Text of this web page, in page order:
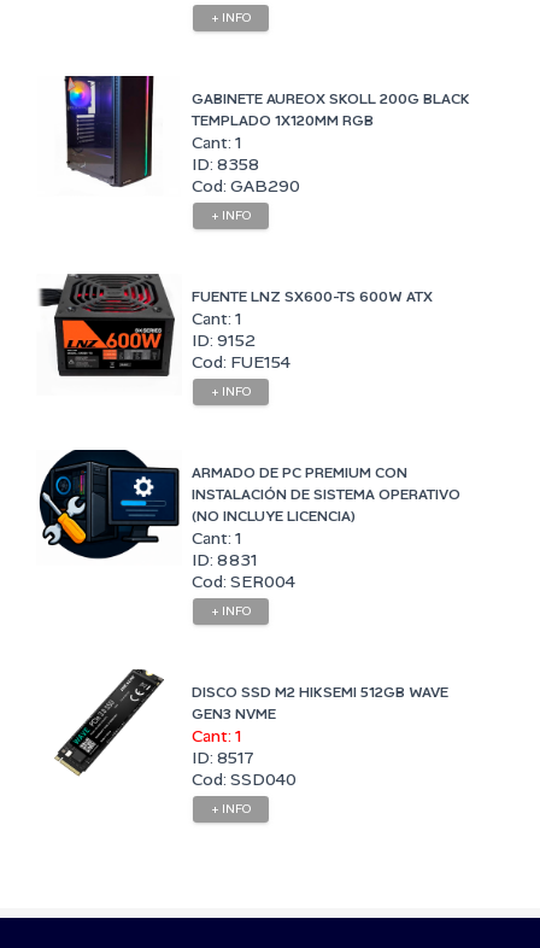
+ INFO
GABINETE AUREOX SKOLL 200G BLACK
TEMPLADO 1X120MM RGB
Cant: 1
ID: 8358
Cod: GAB290
+ INFO
FUENTE LNZ SX600-TS 600W ATX
Cant: 1
ID: 9152
Cod: FUE154
+ INFO
ARMADO DE PC PREMIUM CON
INSTALACIÓN DE SISTEMA OPERATIVO
(NO INCLUYE LICENCIA)
Cant: 1
ID: 8831
Cod: SER004
+ INFO
DISCO SSD M2 HIKSEMI 512GB WAVE
GEN3 NVME
Cant: 1
ID: 8517
Cod: SSD040
+ INFO